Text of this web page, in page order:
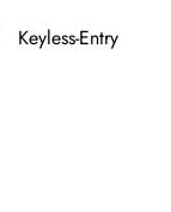
Keyless-Entry